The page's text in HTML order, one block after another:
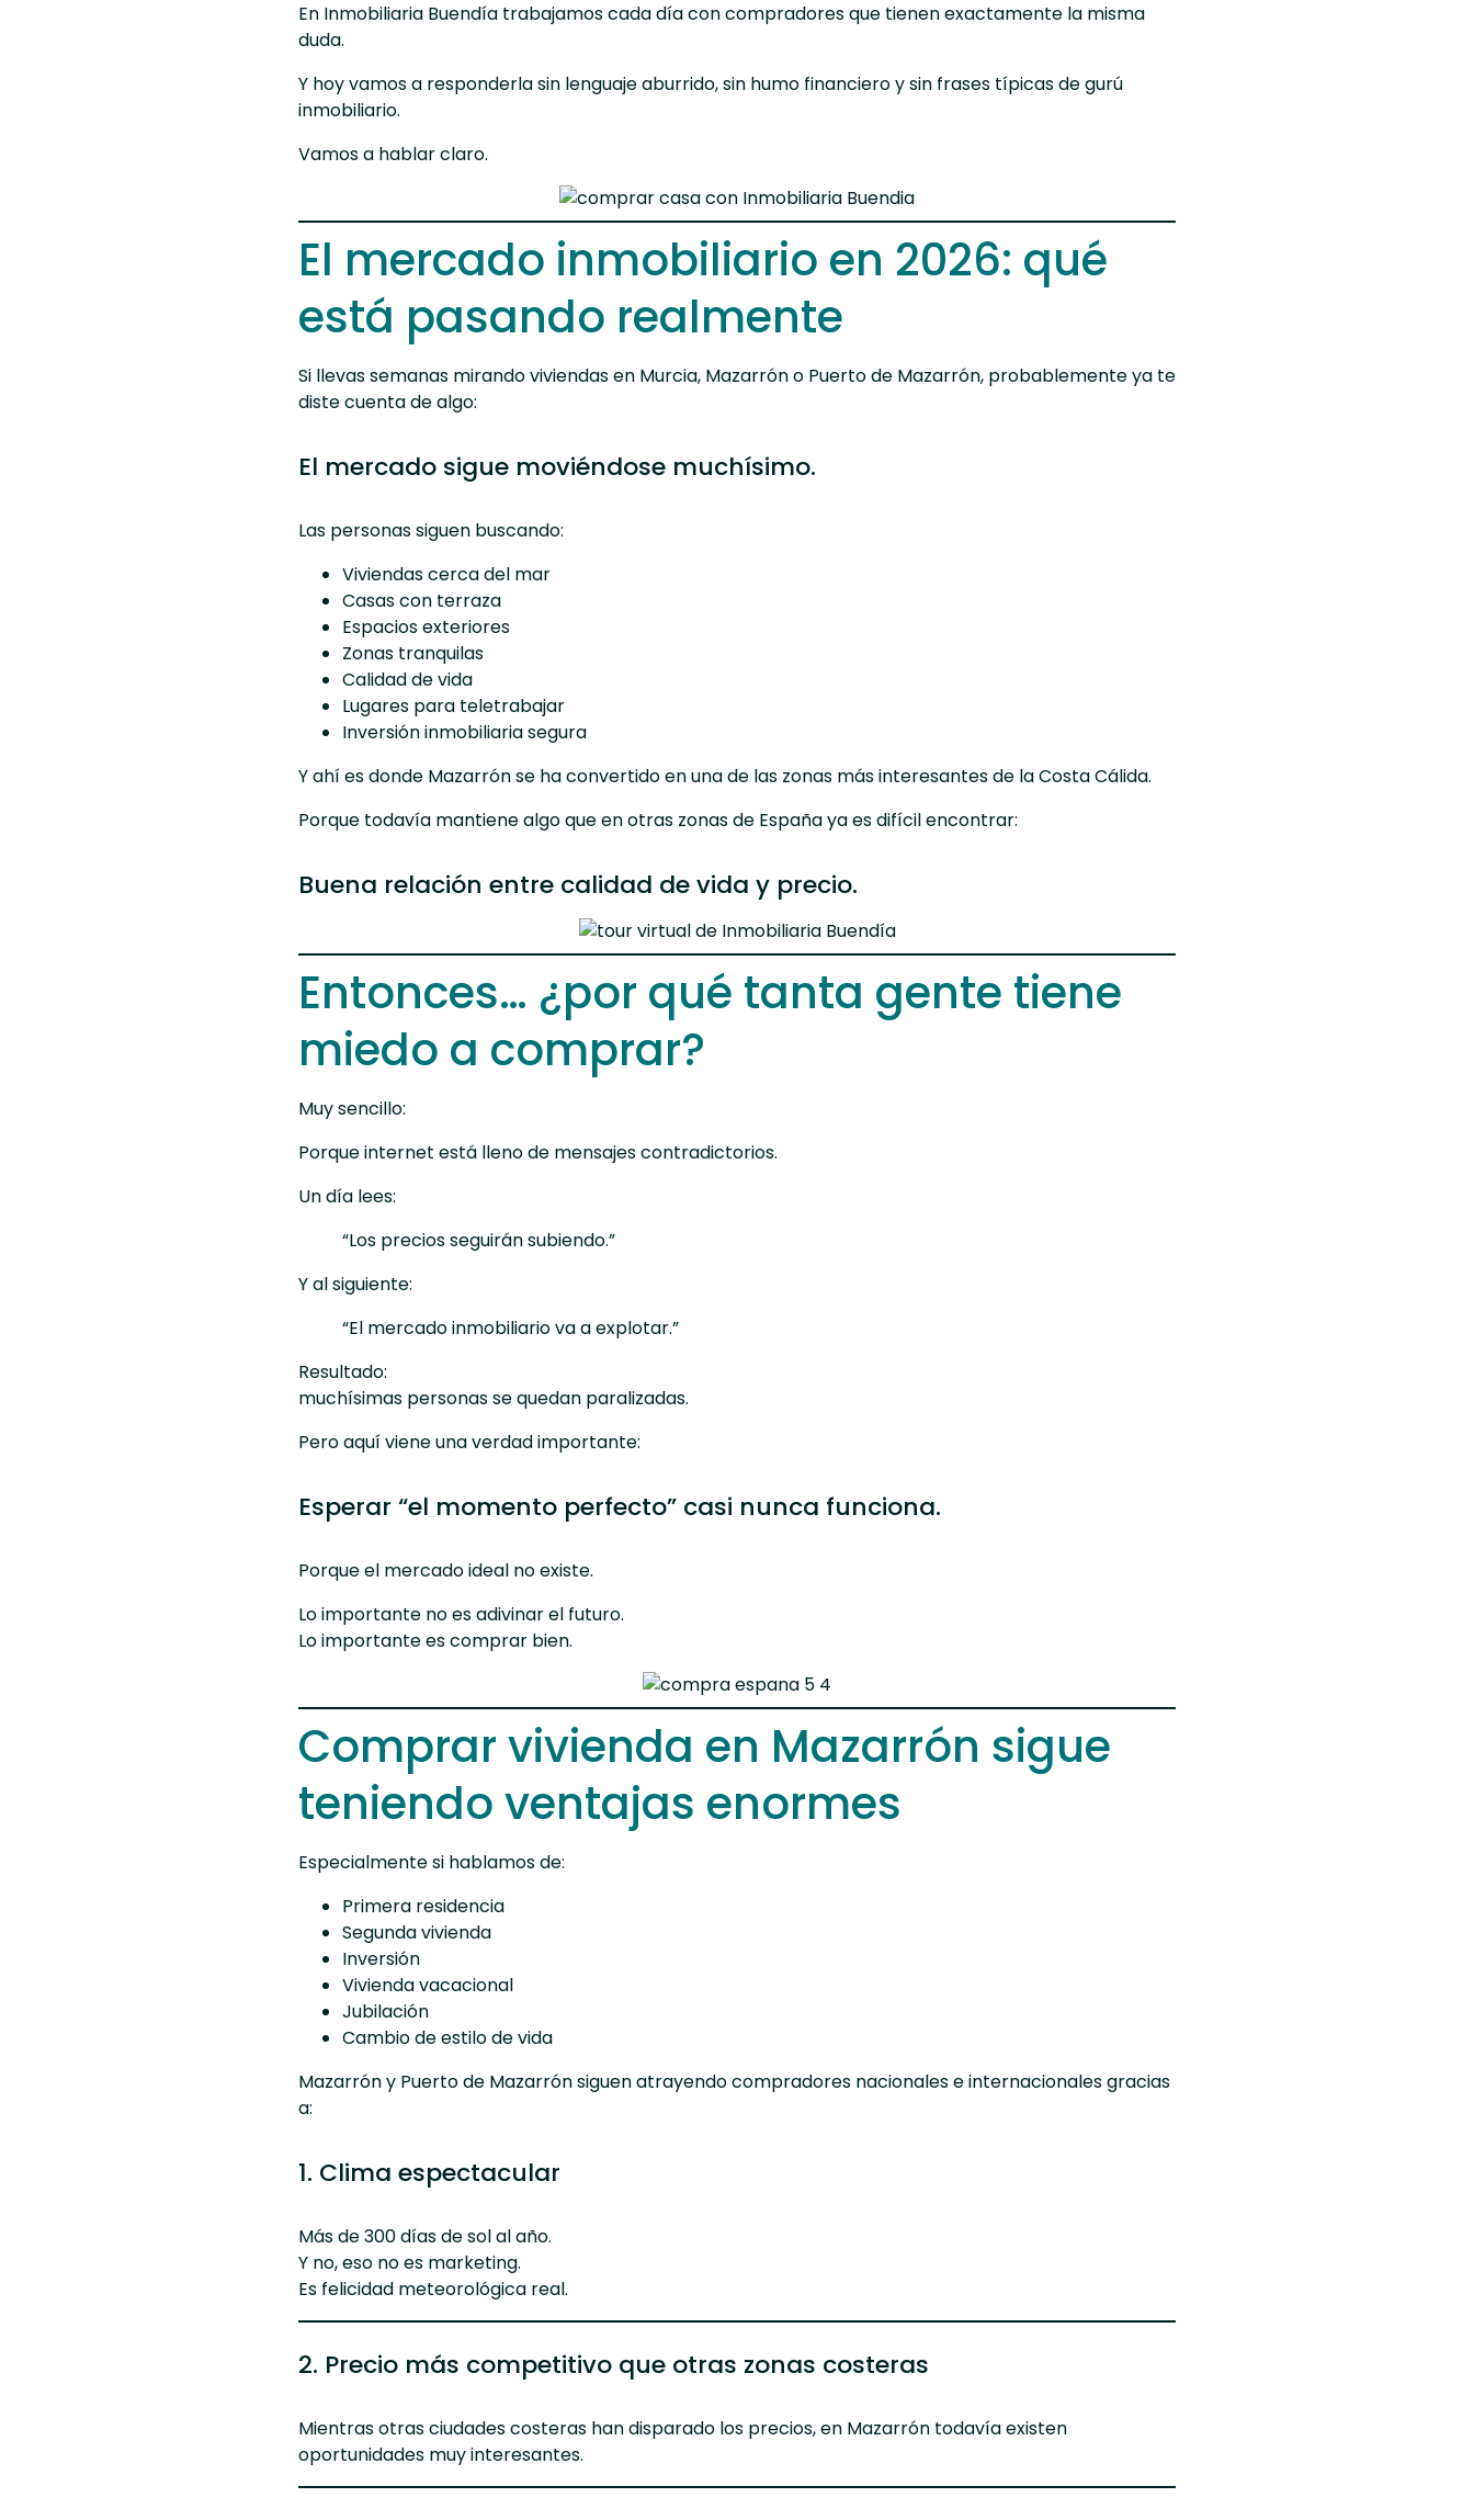
En Inmobiliaria Buendía trabajamos cada día con compradores que tienen exactamente la misma
duda.
Y hoy vamos a responderla sin lenguaje aburrido, sin humo financiero y sin frases típicas de gurú
inmobiliario.
Vamos a hablar claro.
El mercado inmobiliario en 2026: qué
está pasando realmente
Si llevas semanas mirando viviendasen Murcia, Mazarrón o Puerto de Mazarrón, probablemente ya te
diste cuenta de algo:
El mercado sigue moviéndose muchísimo.
Las personas siguen buscando:
Viviendas cerca del mar
Casas con terraza
Espacios exteriores
Zonas tranquilas
Calidad de vida
Lugares para teletrabajar
Inversión inmobiliaria segura
Y ahí es donde Mazarrón se ha convertido en una de las zonas más interesantes de laCosta Cálida.
Porque todavía mantiene algo que en otras zonas de España ya es difícil encontrar:
Buena relación entre calidad de vida y precio.
Entonces… ¿por qué tanta gente tiene
miedo a comprar?
Muy sencillo:
Porque internet está lleno de mensajes contradictorios.
Un día lees:
“Los precios seguirán subiendo.”
Y al siguiente:
“El mercado inmobiliario va a explotar.”
Resultado:
muchísimas personas se quedan paralizadas.
Pero aquí viene una verdad importante:
Esperar “el momento perfecto” casi nunca funciona.
Porque el mercado ideal no existe.
Lo importante no es adivinar el futuro.
Lo importante es comprar bien.
Comprar vivienda en Mazarrón sigue
teniendo ventajas enormes
Especialmente si hablamos de:
Primera residencia
Segunda vivienda
Inversión
Vivienda vacacional
Jubilación
Cambio de estilo de vida
Mazarrón y Puerto de Mazarrón siguen atrayendo compradores nacionales e internacionales gracias
a:
1. Clima espectacular
Más de 300 días de sol al año.
Y no, eso no es marketing.
Es felicidad meteorológica real.
2. Precio más competitivo que otras zonas costeras
Mientras otras ciudades costeras han disparado los precios, en Mazarrón todavía existen
oportunidades muy interesantes.